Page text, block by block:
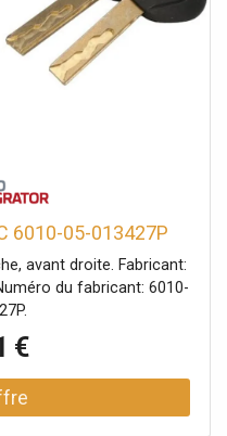
6010-05-013427P
avant droite. Fabricant:
du fabricant: 6010-
€